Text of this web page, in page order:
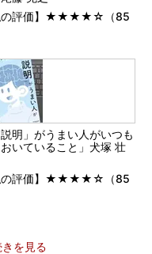
の評価】★★★★☆（85
説明」がうまい人がいつも
いていること」犬塚 壮
の評価】★★★★☆（85
を見る